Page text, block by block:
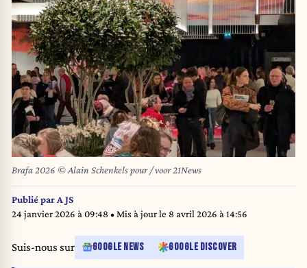
Brafa 2026 © Alain Schenkels pour / voor 21News
Publié par A JS
24 janvier 2026 à 09:48 • Mis à jour le 8 avril 2026 à 14:56
Suis-nous sur GOOGLE NEWS GOOGLE DISCOVER